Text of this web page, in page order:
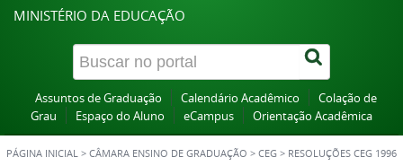
MINISTÉRIO DA EDUCAÇÃO
Assuntos de Graduação Calendário Acadêmico
Colação de
Grau
Espaço do Aluno eCampus Orientação Acadêmica
PÁGINA INICIAL > CÂMARA ENSINO DE GRADUAÇÃO > CEG > RESOLUÇÕES CEG 1996